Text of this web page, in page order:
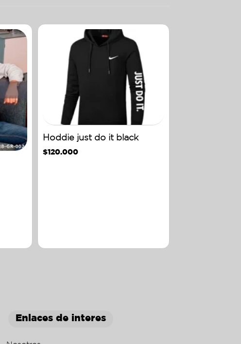
Hoddie just do it black
$120.000
Enlaces de interes